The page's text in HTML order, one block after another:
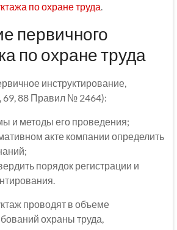
по охране труда.
первичного
по охране труда
инструктирование,
69, 88 Правил № 2464):
и методы его проведения;
акте компании определить
порядок регистрации и
проводят в объеме
охраны труда,